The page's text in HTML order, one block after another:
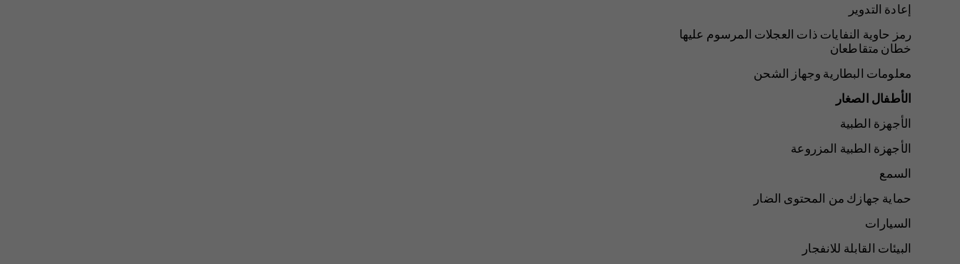
إعادة التدوير
رمز حاوية النفايات ذات العجلات المرسوم عليها
خطان متقاطعان
معلومات البطارية وجهاز الشحن
الأطفال الصغار
الأجهزة الطبية
الأجهزة الطبية المزروعة
السمع
حماية جهازك من المحتوى الضار
السيارات
البيئات القابلة للانفجار